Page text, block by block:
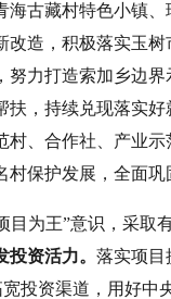
古藏村特色小镇
造，积极落实玉
力打造索加乡边
扶，持续兑现落实
、合作社、产业
保护发展，全面
目为王”意识，采取
投资活力。 落实项目
投资渠道，用好